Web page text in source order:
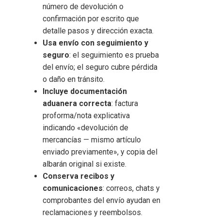
número de devolución o
confirmación por escrito que
detalle pasos y dirección exacta.
Usa envío con seguimiento y
seguro: el seguimiento es prueba
del envío; el seguro cubre pérdida
o daño en tránsito.
Incluye documentación
aduanera correcta: factura
proforma/nota explicativa
indicando «devolución de
mercancías — mismo artículo
enviado previamente», y copia del
albarán original si existe.
Conserva recibos y
comunicaciones: correos, chats y
comprobantes del envío ayudan en
reclamaciones y reembolsos.